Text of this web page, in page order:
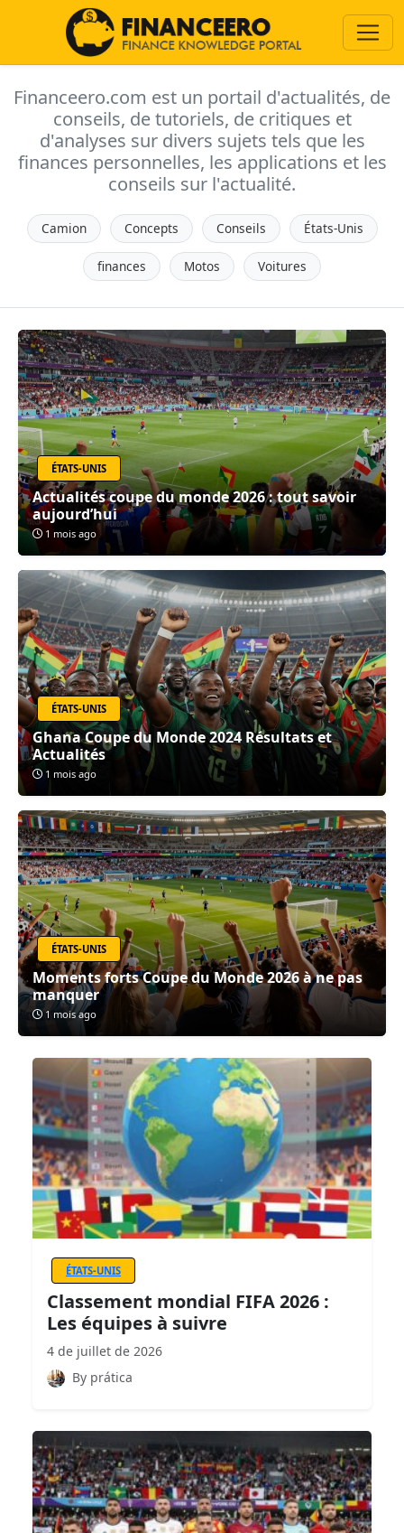
Financeero.com est un portail d'actualités, de
conseils, de tutoriels, de critiques et
d'analyses sur divers sujets tels que les
finances personnelles, les applications et les
conseils sur l'actualité.
Camion Concepts Conseils États-Unis
finances Motos Voitures
ÉTATS-UNIS
Actualités coupe du monde 2026 : tout savoir
aujourd’hui
1 mois ago
ÉTATS-UNIS
Ghana Coupe du Monde 2024 Résultats et
Actualités
1 mois ago
ÉTATS-UNIS
Moments forts Coupe du Monde 2026 à ne pas
manquer
1 mois ago
ÉTATS-UNIS
Classement mondial FIFA 2026 :
Les équipes à suivre
4 de juillet de 2026
By prática